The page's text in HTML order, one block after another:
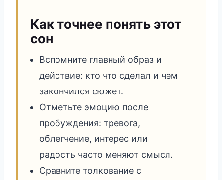
Как точнее понять этот
сон
Вспомните главный образ и
действие: кто что сделал и чем
закончился сюжет.
Отметьте эмоцию после
пробуждения: тревога,
облегчение, интерес или
радость часто меняют смысл.
Сравните толкование с